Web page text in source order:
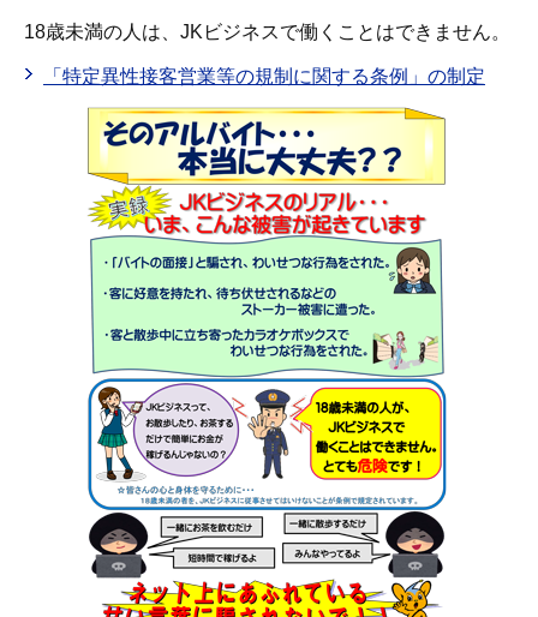
18歳未満の人は、JKビジネスで働くことはできません。
「特定異性接客営業等の規制に関する条例」の制定